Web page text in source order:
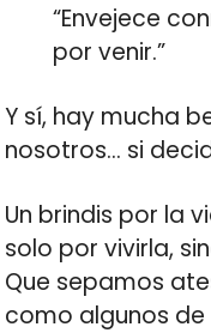
“Envejece
por venir.”
Y sí, hay mucha
nosotros… si
Un brindis por la
solo por vivirla,
Que sepamos
como algunos